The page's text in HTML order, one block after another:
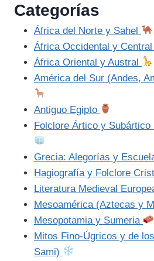
Categorías
África del Norte y Sahel
África Occidental y Central
África Oriental y Austral
América del Sur (Andes,
Antiguo Egipto
Folclore Ártico y Subártico
Grecia: Alegorías y
Hagiografía y Folclore
Literatura Medieval
Mesoamérica (Aztecas y
Mesopotamia y Sumeria
Mitos Fino-Úgricos y de
Sami)